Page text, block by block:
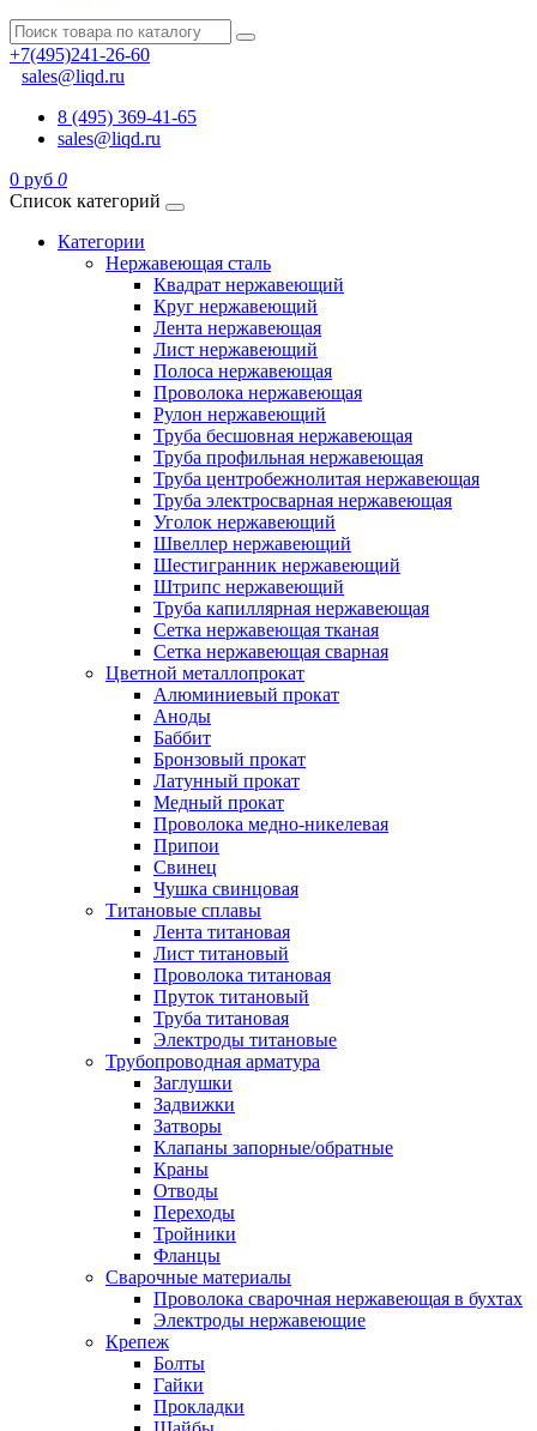
+7(495)241-26-60
sales@liqd.ru
8 (495) 369-41-65
sales@liqd.ru
0 руб 0
Список категорий
Категории
Нержавеющая сталь
Квадрат нержавеющий
Круг нержавеющий
Лента нержавеющая
Лист нержавеющий
Полоса нержавеющая
Проволока нержавеющая
Рулон нержавеющий
Труба бесшовная нержавеющая
Труба профильная нержавеющая
Труба центробежнолитая нержавеющая
Труба электросварная нержавеющая
Уголок нержавеющий
Швеллер нержавеющий
Шестигранник нержавеющий
Штрипс нержавеющий
Труба капиллярная нержавеющая
Сетка нержавеющая тканая
Сетка нержавеющая сварная
Цветной металлопрокат
Алюминиевый прокат
Аноды
Баббит
Бронзовый прокат
Латунный прокат
Медный прокат
Проволока медно-никелевая
Припои
Свинец
Чушка свинцовая
Титановые сплавы
Лента титановая
Лист титановый
Проволока титановая
Пруток титановый
Труба титановая
Электроды титановые
Трубопроводная арматура
Заглушки
Задвижки
Затворы
Клапаны запорные/обратные
Краны
Отводы
Переходы
Тройники
Фланцы
Сварочные материалы
Проволока сварочная нержавеющая в бухтах
Электроды нержавеющие
Крепеж
Болты
Гайки
Прокладки